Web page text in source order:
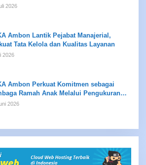
bagi Anak Binaan
2026
Ambon Lantik Pejabat Manajerial,
Tata Kelola dan Kualitas Layanan
2026
Ambon Perkuat Komitmen sebagai
Ramah Anak Melalui Pengukuran
LPKRA
2026